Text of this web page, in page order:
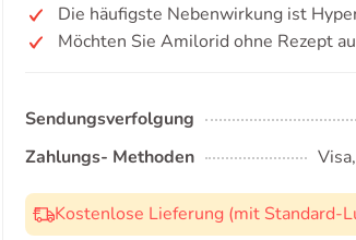
Die häufigste Nebenwirkung ist
Möchten Sie Amilorid ohne Rezept
Sendungsverfolgung
Zahlungs- Methoden
Kostenlose Lieferung (mit